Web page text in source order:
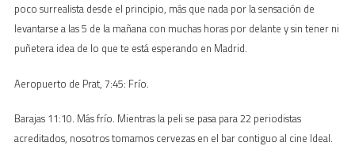
poco surrealista desde el principio, más que nada por la sensación de
levantarse a las 5 de la mañana con muchas horas por delante y sin tener ni
puñetera idea de lo que te está esperando en Madrid.
Aeropuerto de Prat, 7:45: Frío.
Barajas 11:10. Más frío. Mientras la peli se pasa para 22 periodistas
acreditados, nosotros tomamos cervezas en el bar contiguo al cine Ideal.